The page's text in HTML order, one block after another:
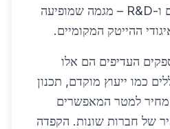
בפרויקטים של מחסנים ו-R&D – מגמה שמופיעה
ההייטק המקומיים.
העדיפים הם אלו
כמו ייעוץ מוקדם, תכנון
מחיר למטר המאפשרים
של חברות שונות. הקפדה